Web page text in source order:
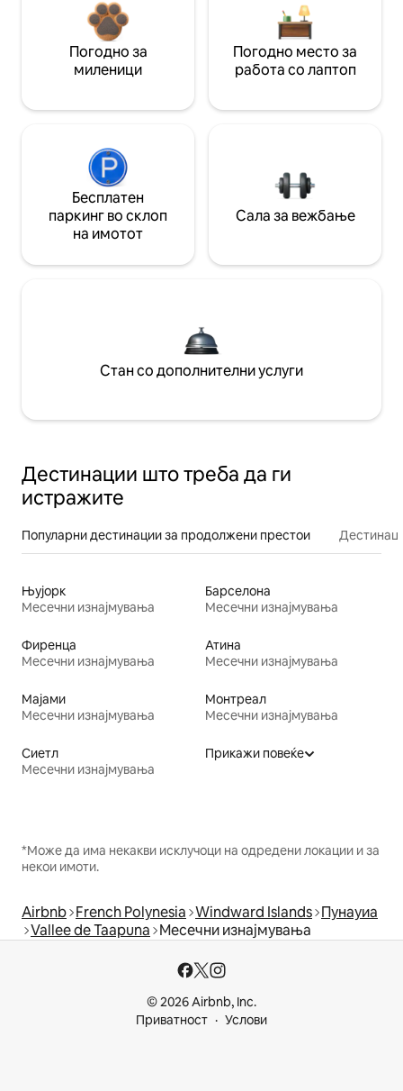
Погодно за
миленици
Погодно место за
работа со лаптоп
Бесплатен
паркинг во склоп
на имотот
Сала за вежбање
Стан со дополнителни услуги
Дестинации што треба да ги
истражите
Популарни дестинации за продолжени престои
Њујорк
Месечни изнајмувања
Барселона
Месечни изнајмувања
Фиренца
Месечни изнајмувања
Атина
Месечни изнајмувања
Мајами
Месечни изнајмувања
Монтреал
Месечни изнајмувања
Сиетл
Месечни изнајмувања
Прикажи повеќе
*Може да има некакви исклучоци на одредени локации и за
некои имоти.
Airbnb French Polynesia Windward Islands Пунауиа
Vallee de Taapuna Месечни изнајмувања
© 2026 Airbnb, Inc.
Приватност
Услови